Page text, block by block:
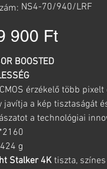
Cikkszám:
NS4-
NS4-70/940/LRF
900 Ft
BOOSTED
érzékelő több
javítja a kép tisztaságát
a technológiai
g
Stalker 4Ktiszta, színes